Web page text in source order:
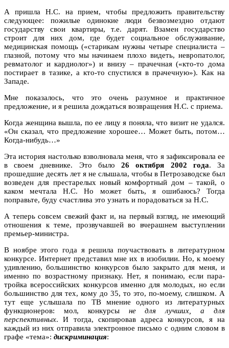
А пришла Н.С. на прием, чтобы предложить правительству
следующее: пожилые одинокие люди безвозмездно отдают
государству свои квартиры, т.е. дарят. Взамен государство
строит для них дом, где будет социальное обслуживание,
медицинская помощь («старикам нужны четыре специалиста –
глазной, потому что мы начинаем плохо видеть, невропатолог,
ревматолог и кардиолог») и внизу – прачечная («кто-то дома
постирает в тазике, а кто-то спустился в прачечную»). Как на
Западе.
Мне показалось, что это очень разумное и практичное
предложение, и я решила дождаться возвращения Н.С. с приема.
Когда женщина вышла, по ее лицу я поняла, что визит не удался.
«Он сказал, что предложение хорошее… Может быть, потом…
Когда-нибудь…»
Эта история настолько взволновала меня, что я зафиксировала ее
в своем дневнике. Это было26 октября 2002 года. За
прошедшие десять лет я не слышала, чтобы в Петрозаводске был
возведен для престарелых новый комфортный дом – такой, о
каком мечтала Н.С. Но может быть, я ошибаюсь? Тогда
поправьте, буду счастлива это узнать и порадоваться за Н.С.
А теперь совсем свежий факт и, на первый взгляд, не имеющий
отношения к теме, прозвучавшей во вчерашнем выступлении
премьер-министра.
В ноябре этого года я решила поучаствовать в литературном
конкурсе. Интернет представил мне их в изобилии. Но, к моему
удивлению, большинство конкурсов было закрыто для меня, и
именно по возрастному признаку. Нет, я понимаю, если пара-
тройка всероссийских конкурсов именно для молодых, но если
большинство для тех, кому до 35, то это, по-моему, слишком. А
тут еще услышала по ТВ мнение одного из литературных
функционеров: мол, конкурсы не для лучших, а для
перспективных. И тогда, скопировав адреса конкурсов, я на
каждый из них отправила электронное письмо с одним словом в
графе «тема»: дискриминация: